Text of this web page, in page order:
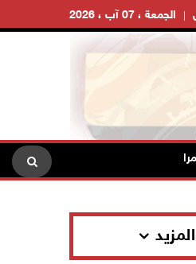
الجمعة ، 07 آب ، 2026
حربه الشاملة على الشعب الفلسطيني
المزيد